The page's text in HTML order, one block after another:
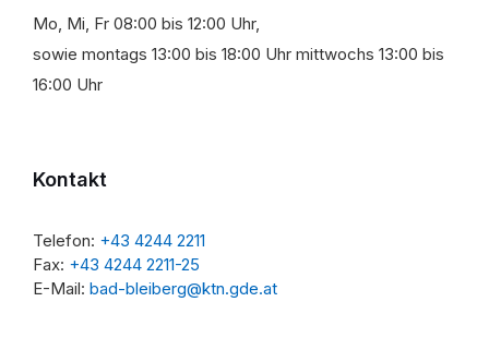
Mo, Mi, Fr 08:00 bis 12:00 Uhr,
sowie montags 13:00 bis 18:00 Uhr mittwochs 13:00 bis
16:00 Uhr
Kontakt
Telefon: +43 4244 2211
Fax: +43 4244 2211-25
E-Mail: bad-bleiberg@ktn.gde.at